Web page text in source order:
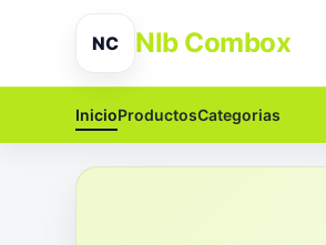
NC Nlb Combox
InicioProductosCategorias